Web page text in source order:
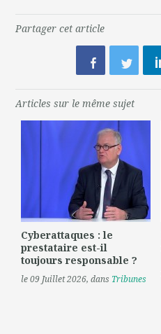
Partager cet article
Articles sur le même sujet
Cyberattaques : le
prestataire est-il
toujours responsable ?
le 09 Juillet 2026, dans Tribunes